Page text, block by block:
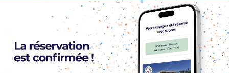
Croisières